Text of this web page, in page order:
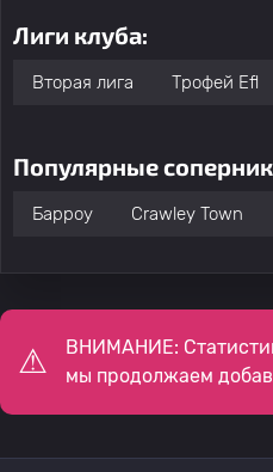
Лиги клуба:
Вторая лига Трофей Efl
Популярные
Барроу Crawley Town
ВНИМАНИЕ:
мы продолжаем